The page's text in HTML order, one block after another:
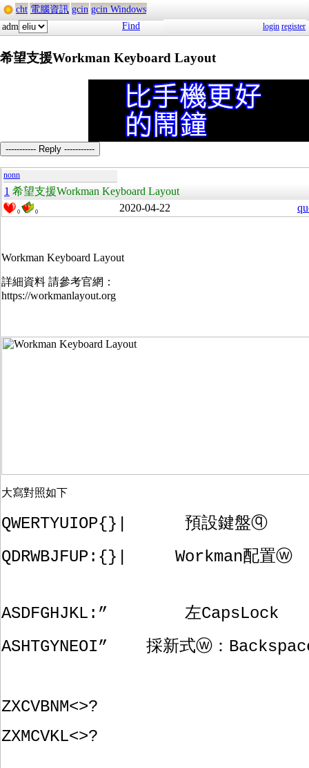
cht 電腦資訊 gcin gcin Windows
adm
Find login register
希望支援Workman Keyboard Layout
----------- Reply -----------
nonn
1 希望支援Workman Keyboard Layout
0 0 2020-04-22
Workman Keyboard Layout
詳細資料 請參考官網：
https://workmanlayout.org
大寫對照如下
QWERTYUIOP{}| 預設鍵盤ⓠ
QDRWBJFUP:{}| Workman配置ⓦ
ASDFGHJKL:” 左CapsLock
ASHTGYNEOI” 採新式ⓦ：
ZXCVBNM<>?
ZXMCVKL<>?